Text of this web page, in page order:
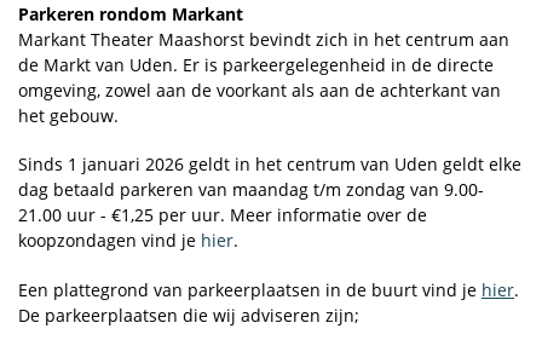
Parkeren rondom Markant
Markant Theater Maashorst bevindt zich in het centrum aan
de Markt van Uden. Er is parkeergelegenheid in de directe
omgeving, zowel aan de voorkant als aan de achterkant van
het gebouw.
Sinds 1 januari 2026 geldt in het centrum van Uden geldt elke
dag betaald parkeren van maandag t/m zondag van 9.00-
21.00 uur - €1,25 per uur. Meer informatie over de
koopzondagen vind je hier.
Een plattegrond van parkeerplaatsen in de buurt vind je hier.
De parkeerplaatsen die wij adviseren zijn;